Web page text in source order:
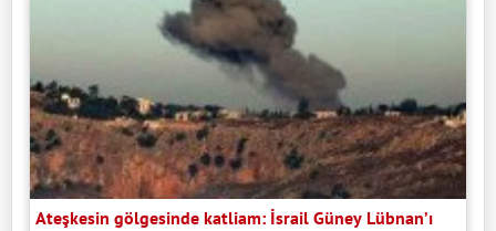
Ateşkesin gölgesinde katliam: İsrail Güney Lübnan’ı